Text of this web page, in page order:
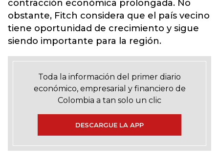
contracción económica prolongada. No
obstante, Fitch considera que el país vecino
tiene oportunidad de crecimiento y sigue
siendo importante para la región.
Toda la información del primer diario
económico, empresarial y financiero de
Colombia a tan solo un clic
DESCARGUE LA APP